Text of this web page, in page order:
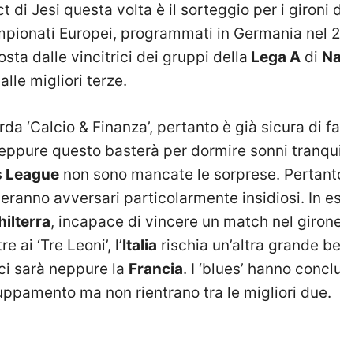
di Jesi questa volta è il sorteggio per i gironi
Europei, programmati in Germania nel
dalle vincitrici dei gruppi della Lega A di
migliori terze.
‘Calcio & Finanza’, pertanto è già sicura di
questo basterà per dormire sonni
League non sono mancate le sorprese.
avversari particolarmente insidiosi. In
, incapace di vincere un match nel
ai ‘Tre Leoni’, l’Italia rischia un’altra grande
sarà neppure la Francia. I ‘blues’ hanno
ma non rientrano tra le migliori due.